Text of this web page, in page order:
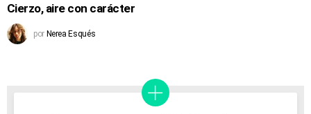
Cierzo, aire con carácter
por Nerea Esqués